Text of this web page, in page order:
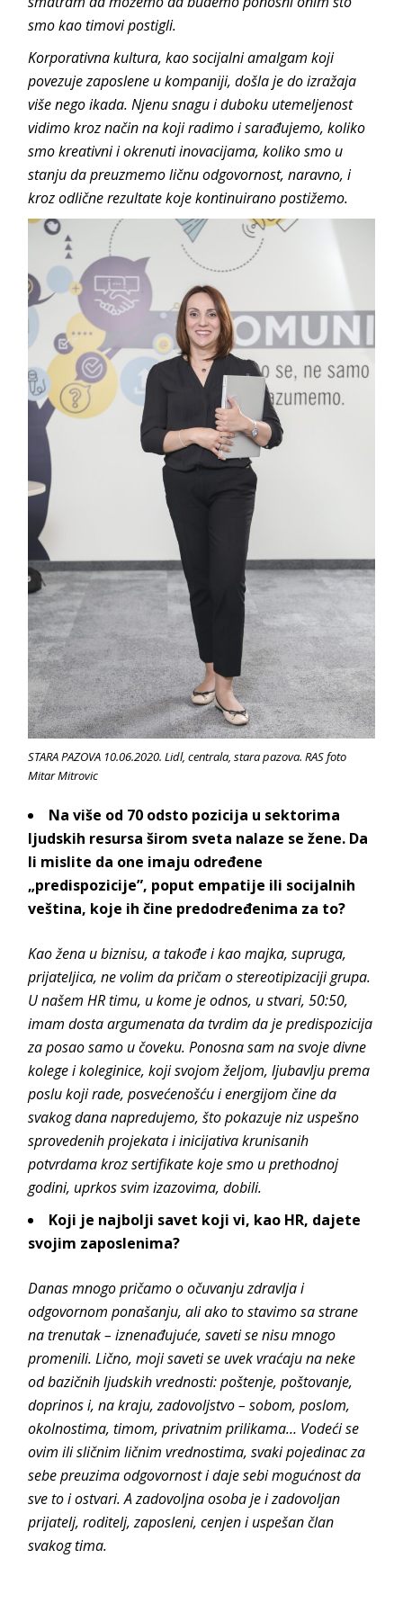
smo kao timovi postigli.
Korporativna kultura, kao socijalni amalgam koji
povezuje zaposlene u kompaniji, došla je do izražaja
više nego ikada. Njenu snagu i duboku utemeljenost
vidimo kroz način na koji radimo i sarađujemo, koliko
smo kreativni i okrenuti inovacijama, koliko smo u
stanju da preuzmemo ličnu odgovornost, naravno, i
kroz odlične rezultate koje kontinuirano postižemo.
STARA PAZOVA 10.06.2020. Lidl, centrala, stara pazova. RAS foto
Mitar Mitrovic
Na više od 70 odsto pozicija u sektorima
ljudskih resursa širom sveta nalaze se žene. Da
li mislite da one imaju određene
„predispozicije”, poput empatije ili socijalnih
veština, koje ih čine predodređenima za to?
Kao žena u biznisu, a takođe i kao majka, supruga,
prijateljica, ne volim da pričam o stereotipizaciji grupa.
U našem HR timu, u kome je odnos, u stvari, 50:50,
imam dosta argumenata da tvrdim da je predispozicija
za posao samo u čoveku. Ponosna sam na svoje divne
kolege i koleginice, koji svojom željom, ljubavlju prema
poslu koji rade, posvećenošću i energijom čine da
svakog dana napredujemo, što pokazuje niz uspešno
sprovedenih projekata i inicijativa krunisanih
potvrdama kroz sertifikate koje smo u prethodnoj
godini, uprkos svim izazovima, dobili.
Koji je najbolji savet koji vi, kao HR, dajete
svojim zaposlenima?
Danas mnogo pričamo o očuvanju zdravlja i
odgovornom ponašanju, ali ako to stavimo sa strane
na trenutak – iznenađujuće, saveti se nisu mnogo
promenili. Lično, moji saveti se uvek vraćaju na neke
od bazičnih ljudskih vrednosti: poštenje, poštovanje,
doprinos i, na kraju, zadovoljstvo – sobom, poslom,
okolnostima, timom, privatnim prilikama… Vodeći se
ovim ili sličnim ličnim vrednostima, svaki pojedinac za
sebe preuzima odgovornost i daje sebi mogućnost da
sve to i ostvari. A zadovoljna osoba je i zadovoljan
prijatelj, roditelj, zaposleni, cenjen i uspešan član
svakog tima.